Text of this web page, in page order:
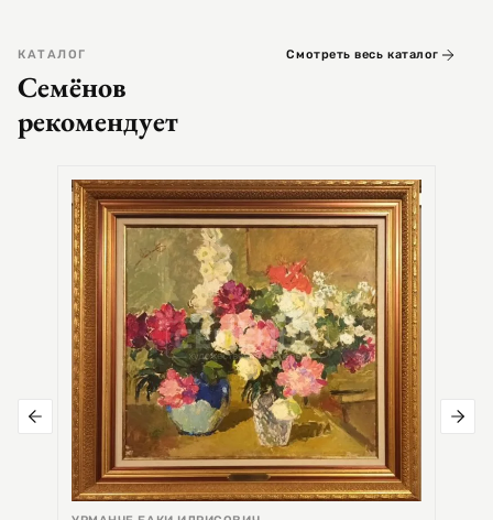
КАТАЛОГ
Семёнов
рекомендует
Смотреть весь каталог